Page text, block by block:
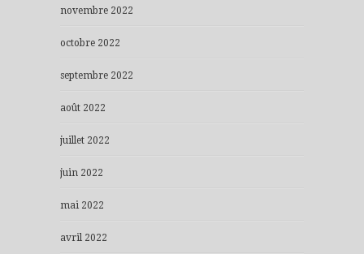
novembre 2022
octobre 2022
septembre 2022
août 2022
juillet 2022
juin 2022
mai 2022
avril 2022